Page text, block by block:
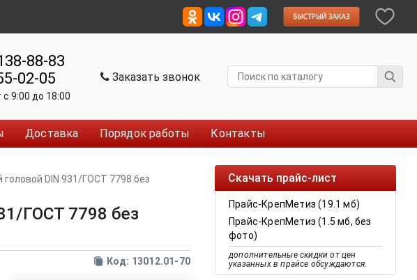
88-83
02-05
9:00 до 18:00
Заказать звонок
Доставка Порядок работы Контакты
Скачать прайс-лист
Прайс-КрепМетиз (19.1 мб)
Прайс-КрепМетиз (1.5 мб, без
фото)
дополнительные скидки от цен
указанных в прайсе обсуждаются.
головой DIN 931/ГОСТ 7798 без
ГОСТ 7798 без
Код: 13012.01-70